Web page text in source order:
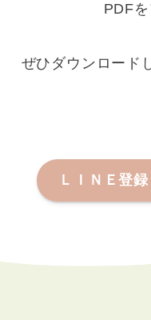
PDFを
ぜひダウンロード
ＬＩＮＥ登